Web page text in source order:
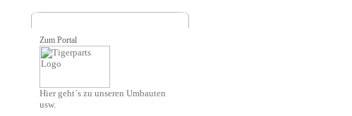
Zum Portal
Hier geht´s zu unseren Umbauten
usw.